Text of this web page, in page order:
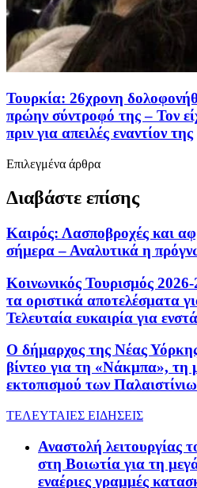
Τουρκία: 26χρονη
πρώην σύντροφό της – Τον
πριν για απειλές εναντίον της
Επιλεγμένα άρθρα
Διαβάστε επίσης
Καιρός: Λασποβροχές και
σήμερα – Αναλυτικά η
Κοινωνικός Τουρισμός
τα οριστικά αποτελέσματα
Τελευταία ευκαιρία για
Ο δήμαρχος της Νέας
βίντεο για τη «Νάκμπα», τη
εκτοπισμού των
ΤΕΛΕΥΤΑΙΕΣ ΕΙΔΗΣΕΙΣ
Αναστολή λειτουργίας
στη Βοιωτία για τη
εναέριες γραμμές